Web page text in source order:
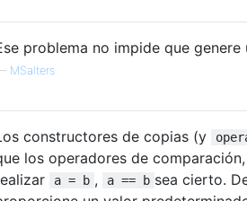
problema no impide que
MSalters
constructores de copias (y
los operadores de
a = b , a == b sea ​​cierto.